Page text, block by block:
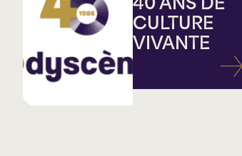
40 ANS DE
CULTURE
VIVANTE